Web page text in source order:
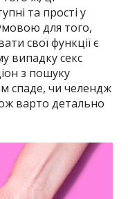
та прості у
для того,
свої функції є
випадку секс
з пошуку
спаде, чи челендж
варто детально